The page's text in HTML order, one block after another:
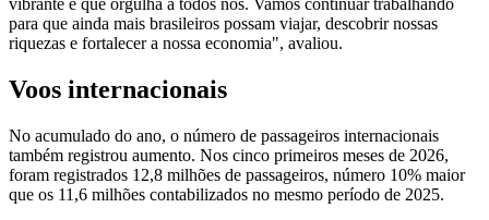
para que ainda mais brasileiros possam viajar, descobrir nossas
riquezas e fortalecer a nossa economia", avaliou.
Voos internacionais
No acumulado do ano, o número de passageiros internacionais
também registrou aumento. Nos cinco primeiros meses de 2026,
foram registrados 12,8 milhões de passageiros, número 10% maior
que os 11,6 milhões contabilizados no mesmo período de 2025.